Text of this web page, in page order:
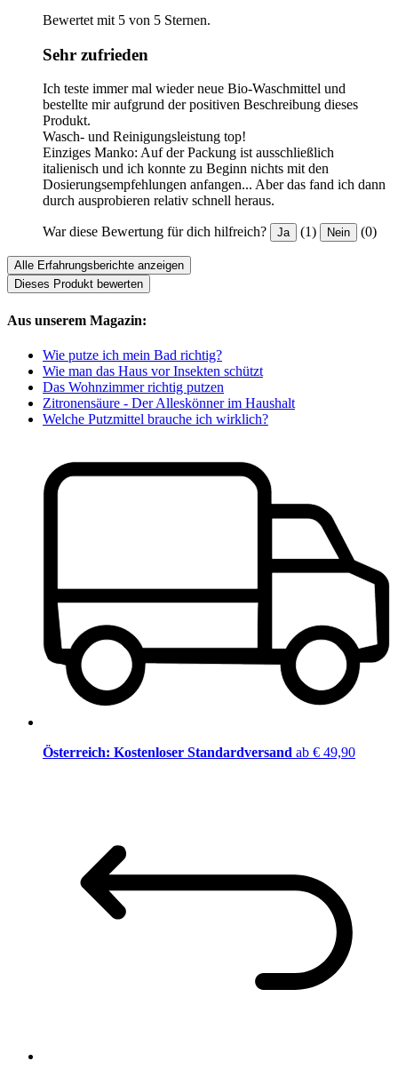
Bewertet mit 5 von 5 Sternen.
Sehr zufrieden
Ich teste immer mal wieder neue Bio-Waschmittel und
bestellte mir aufgrund der positiven Beschreibung dieses
Produkt.
Wasch- und Reinigungsleistung top!
Einziges Manko: Auf der Packung ist ausschließlich
italienisch und ich konnte zu Beginn nichts mit den
Dosierungsempfehlungen anfangen... Aber das fand ich dann
durch ausprobieren relativ schnell heraus.
War diese Bewertung für dich hilfreich? Ja (1) Nein (0)
Alle Erfahrungsberichte anzeigen
Dieses Produkt bewerten
Aus unserem Magazin:
Wie putze ich mein Bad richtig?
Wie man das Haus vor Insekten schützt
Das Wohnzimmer richtig putzen
Zitronensäure - Der Alleskönner im Haushalt
Welche Putzmittel brauche ich wirklich?
Österreich: Kostenloser Standardversand ab € 49,90